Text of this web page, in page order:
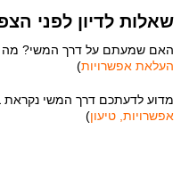
שאלות לדיון לפני
האם שמעתם על דרך המשי? מה
העלאת אפשרויות)
מדוע לדעתכם דרך המשי
אפשרויות, טיעון)